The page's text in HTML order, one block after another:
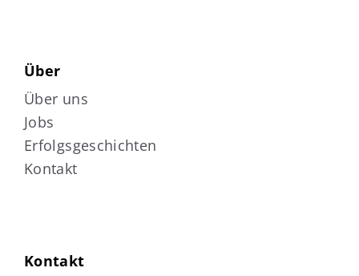
Über
Über uns
Jobs
Erfolgsgeschichten
Kontakt
Kontakt